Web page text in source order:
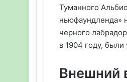
Туманного
ньюфаундленда»
черного
в 1904 году,
Внешний